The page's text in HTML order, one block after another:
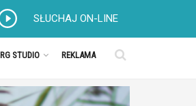
SŁUCHAJ ON-LINE
RG STUDIO REKLAMA